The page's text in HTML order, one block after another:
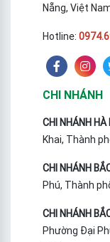
Nẵng, Việt
Hotline:
CHI NHÁNH
CHI NHÁNH HÀ
Khai, Thành
CHI NHÁNH
Phú, Thành
CHI NHÁNH
Phường Đại